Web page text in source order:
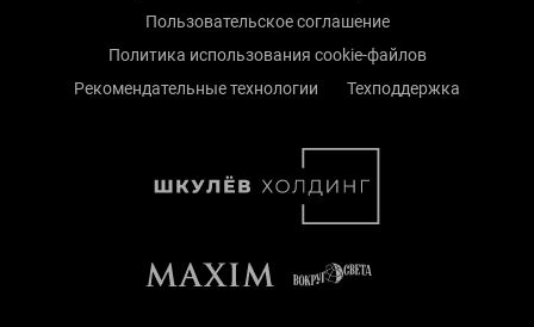
Пользовательское соглашение
Политика использования cookie-файлов
Рекомендательные технологии
Техподдержка